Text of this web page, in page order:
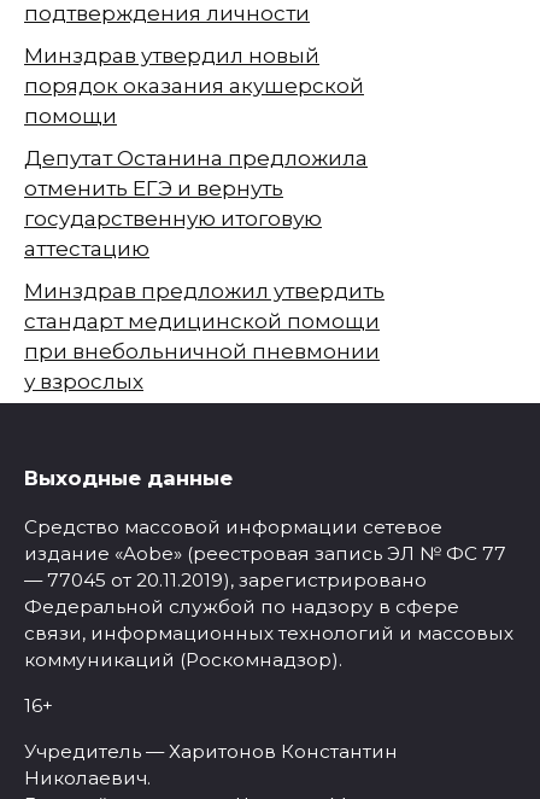
подтверждения личности
Минздрав утвердил новый
порядок оказания акушерской
помощи
Депутат Останина предложила
отменить ЕГЭ и вернуть
государственную итоговую
аттестацию
Минздрав предложил утвердить
стандарт медицинской помощи
при внебольничной пневмонии
у взрослых
Выходные данные
Средство массовой информации сетевое
издание «Aobe» (реестровая запись ЭЛ № ФС 77
— 77045 от 20.11.2019), зарегистрировано
Федеральной службой по надзору в сфере
связи, информационных технологий и массовых
коммуникаций (Роскомнадзор).
16+
Учредитель — Харитонов Константин
Николаевич.